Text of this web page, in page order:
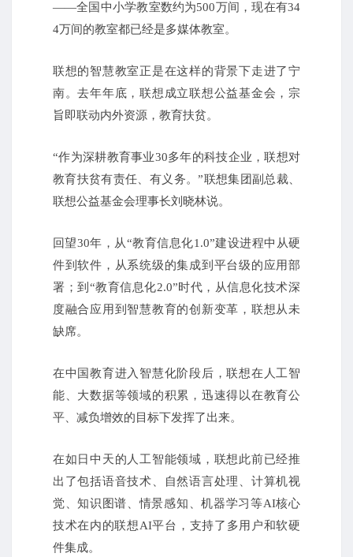
——全国中小学教室数约为500万间，现在有34
4万间的教室都已经是多媒体教室。
联想的智慧教室正是在这样的背景下走进了宁
南。去年年底，联想成立联想公益基金会，宗
旨即联动内外资源，教育扶贫。
“作为深耕教育事业30多年的科技企业，联想对
教育扶贫有责任、有义务。”联想集团副总裁、
联想公益基金会理事长刘晓林说。
回望30年，从“教育信息化1.0”建设进程中从硬
件到软件，从系统级的集成到平台级的应用部
署；到“教育信息化2.0”时代，从信息化技术深
度融合应用到智慧教育的创新变革，联想从未
缺席。
在中国教育进入智慧化阶段后，联想在人工智
能、大数据等领域的积累，迅速得以在教育公
平、减负增效的目标下发挥了出来。
在如日中天的人工智能领域，联想此前已经推
出了包括语音技术、自然语言处理、计算机视
觉、知识图谱、情景感知、机器学习等AI核心
技术在内的联想AI平台，支持了多用户和软硬
件集成。